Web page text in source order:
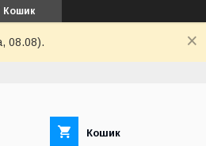
Кошик
08.08).
Кошик